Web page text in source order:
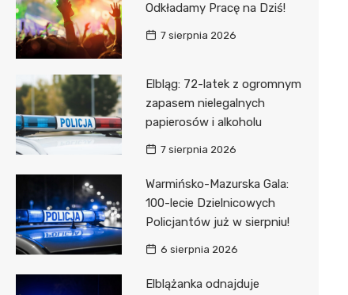
Odkładamy Pracę na Dziś!
7 sierpnia 2026
Elbląg: 72-latek z ogromnym
zapasem nielegalnych
papierosów i alkoholu
7 sierpnia 2026
Warmińsko-Mazurska Gala:
100-lecie Dzielnicowych
Policjantów już w sierpniu!
6 sierpnia 2026
Elblążanka odnajduje